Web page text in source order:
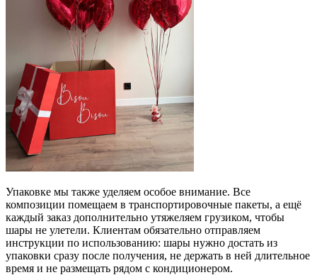
Упаковке мы также уделяем особое внимание. Все
композиции помещаем в транспортировочные пакеты, а ещё
каждый заказ дополнительно утяжеляем грузиком, чтобы
шары не улетели. Клиентам обязательно отправляем
инструкции по использованию: шары нужно достать из
упаковки сразу после получения, не держать в ней длительное
время и не размещать рядом с кондиционером.